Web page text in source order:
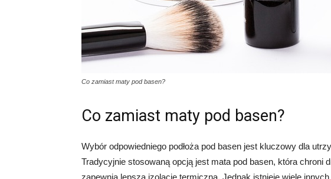
Co zamiast maty pod basen?
Co zamiast maty pod basen?
Wybór odpowiedniego podłoża pod basen jest kluczowy dla
Tradycyjnie stosowaną opcją jest mata pod basen, która chroni
zapewnia lepszą izolację termiczną. Jednak istnieje wiele